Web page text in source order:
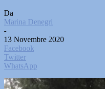
Da
Marina Denegri
-
13 Novembre 2020
Facebook
Twitter
WhatsApp